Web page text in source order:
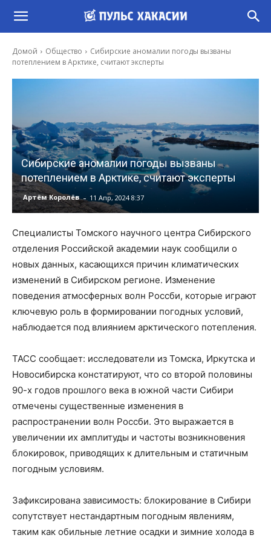
Домой Общество
Сибирские аномалии погоды вызваны
потеплением в Арктике, считают эксперты
Сибирские аномалии погоды вызваны
потеплением в Арктике, считают эксперты
Артём Королёв - 11 Апр, 2024 8:37
Специалисты Томского научного центра Сибирского
отделения Российской академии наук сообщили о
новых данных, касающихся причин климатических
изменений в Сибирском регионе. Изменение
поведения атмосферных волн Россби, которые играют
ключевую роль в формировании погодных условий,
наблюдается под влиянием арктического потепления.
ТАСС сообщает: исследователи из Томска, Иркутска и
Новосибирска констатируют, что со второй половины
90-х годов прошлого века в южной части Сибири
отмечены существенные изменения в
распространении волн Россби. Это выражается в
увеличении их амплитуды и частоты возникновения
блокировок, приводящих к длительным и статичным
погодным условиям.
Зафиксирована зависимость: блокирование в Сибири
сопутствует нестандартным погодным явлениям,
таким как обильные летние осадки и зимние холода в